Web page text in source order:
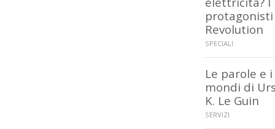
Revolution
SPECIALI
Le parole e i
mondi di
K. Le Guin
SERVIZI